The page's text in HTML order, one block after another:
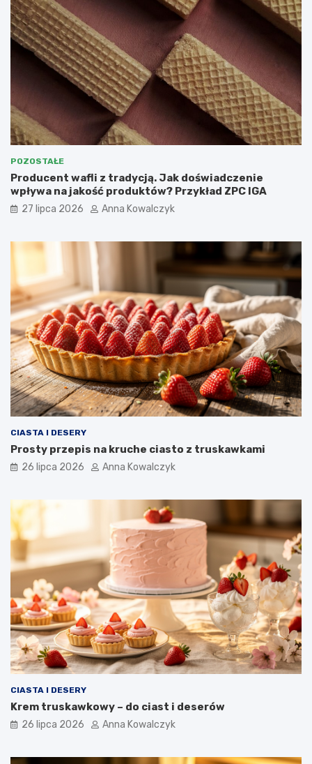
POZOSTAŁE
Producent wafli z tradycją. Jak doświadczenie
wpływa na jakość produktów? Przykład ZPC IGA
27 lipca 2026 Anna Kowalczyk
CIASTA I DESERY
Prosty przepis na kruche ciasto z truskawkami
26 lipca 2026 Anna Kowalczyk
CIASTA I DESERY
Krem truskawkowy – do ciast i deserów
26 lipca 2026 Anna Kowalczyk